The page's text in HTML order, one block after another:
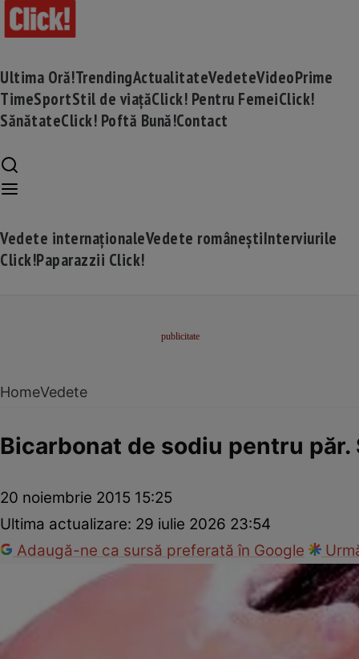
Ultima Oră!TrendingActualitateVedeteVideoPrime
TimeSportStil de viațăClick! Pentru FemeiClick!
SănătateClick! Poftă Bună!Contact
Vedete internaționaleVedete româneștiInterviurile
Click!Paparazzii Click!
HomeVedete
Bicarbonat de sodiu pentru
20 noiembrie 2015 15:25
Ultima actualizare: 29 iulie 2026 23:54
Adaugă-ne ca sursă preferată în Google